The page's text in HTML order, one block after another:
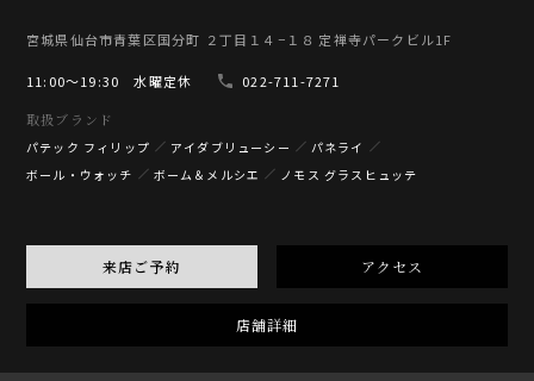
宮城県仙台市青葉区国分町 ２丁目１４−１８ 定禅寺パークビル1F
11:00〜19:30 水曜定休
022-711-7271
取扱ブランド
パテック フィリップ アイダブリューシー
パネライ
ボール・ウォッチ
ボーム＆メルシエ ノモス グラスヒュッテ
来店ご予約 アクセス
店舗詳細